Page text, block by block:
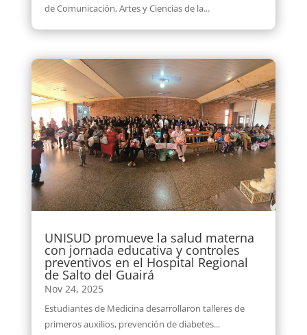
de Comunicación, Artes y Ciencias de la...
UNISUD promueve la salud materna
con jornada educativa y controles
preventivos en el Hospital Regional
de Salto del Guairá
Nov 24, 2025
Estudiantes de Medicina desarrollaron talleres de
primeros auxilios, prevención de diabetes...